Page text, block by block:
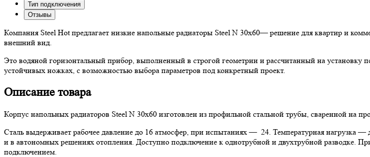
Тип подключения
Отзывы
Компания Steel Hot предлагает низкие напольные радиаторы Steel N 30х60— решение для квартир и
внешний вид.
Это водяной горизонтальный прибор, выполненный в строгой геометрии и рассчитанный на
устойчивых ножках, с возможностью выбора параметров под конкретный проект.
Описание товара
Корпус напольных радиаторов Steel N 30х60 изготовлен из профильной стальной трубы, сваренной на
Сталь выдерживает рабочее давление до 16 атмосфер, при испытаниях — 24. Температурная нагрузка —
и в автономных решениях отопления. Доступно подключение к однотрубной и двухтрубной
подключением.